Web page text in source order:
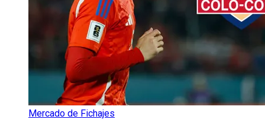
Mercado de Fichajes